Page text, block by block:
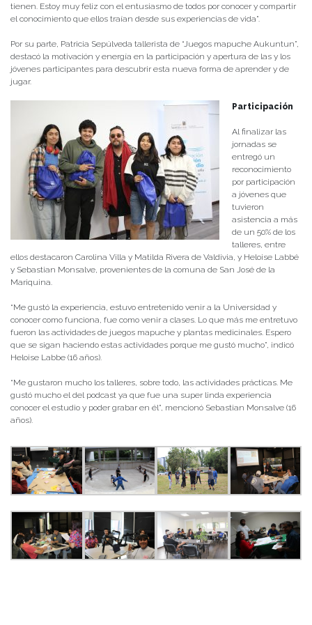
tienen. Estoy muy feliz con el entusiasmo de todos por conocer y compartir
el conocimiento que ellos traían desde sus experiencias de vida”.
Por su parte, Patricia Sepúlveda tallerista de “Juegos mapuche Aukuntun”,
destacó la motivación y energía en la participación y apertura de las y los
jóvenes participantes para descubrir esta nueva forma de aprender y de
jugar.
Participación
Al finalizar las
jornadas se
entregó un
reconocimiento
por participación
a jóvenes que
tuvieron
asistencia a más
de un 50% de los
talleres, entre
ellos destacaron Carolina Villa y Matilda Rivera de Valdivia, y Heloise Labbé
y Sebastian Monsalve, provenientes de la comuna de San José de la
Mariquina.
“Me gustó la experiencia, estuvo entretenido venir a la Universidad y
conocer como funciona, fue como venir a clases. Lo que más me entretuvo
fueron las actividades de juegos mapuche y plantas medicinales. Espero
que se sigan haciendo estas actividades porque me gustó mucho”, indicó
Heloise Labbe (16 años).
“Me gustaron mucho los talleres, sobre todo, las actividades prácticas. Me
gustó mucho el del podcast ya que fue una super linda experiencia
conocer el estudio y poder grabar en él”, mencionó Sebastian Monsalve (16
años).